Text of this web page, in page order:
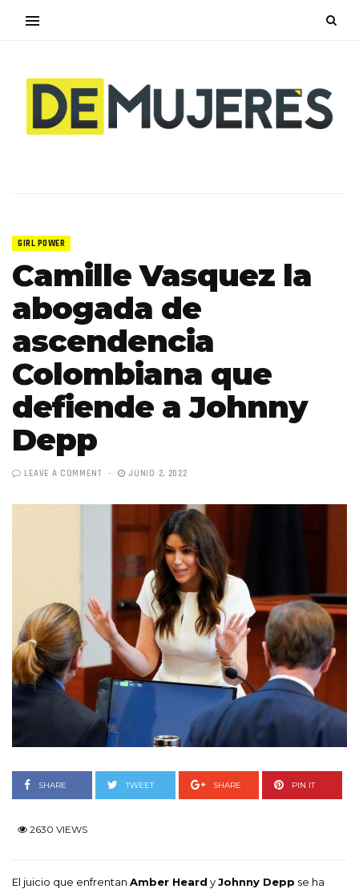
GIRL POWER
Camille Vasquez la
abogada de
ascendencia
Colombiana que
defiende a Johnny
Depp
LEAVE A COMMENT JUNIO 2, 2022
SHARE TWEET SHARE PIN IT
2630 VIEWS
El juicio que enfrentan Amber Heard yJohnny Depp se ha